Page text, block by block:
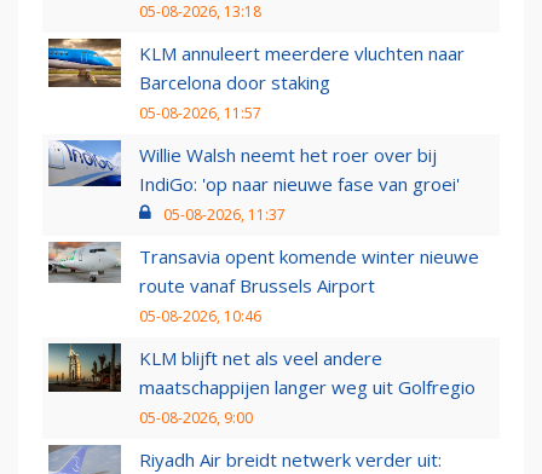
05-08-2026, 13:18
KLM annuleert meerdere vluchten naar
Barcelona door staking
05-08-2026, 11:57
Willie Walsh neemt het roer over bij
IndiGo: 'op naar nieuwe fase van groei'
05-08-2026, 11:37
Transavia opent komende winter nieuwe
route vanaf Brussels Airport
05-08-2026, 10:46
KLM blijft net als veel andere
maatschappijen langer weg uit Golfregio
05-08-2026, 9:00
Riyadh Air breidt netwerk verder uit: